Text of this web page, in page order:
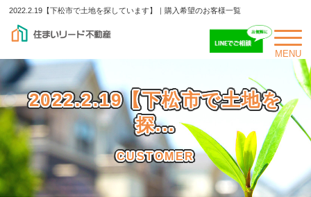
2022.2.19【下松市で土地を探しています】｜購入希望のお客様一覧
MENU
2022.2.19【下松市で土地を
探...
CUSTOMER